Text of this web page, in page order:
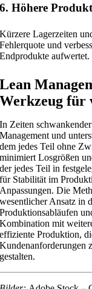
6. Höhere
Kürzere Lagerzeiten
Fehlerquote und
Endprodukte aufwertet.
Lean
Werkzeug für
In Zeiten
Management und
dem jedes Teil ohne
minimiert Losgrößen
der jedes Teil in
für Stabilität im
Anpassungen.Die
wesentlicher Ansatz in
Produktionsabläufen
Kombination mit
effiziente Produktion,
Kundenanforderungen
gestalten.